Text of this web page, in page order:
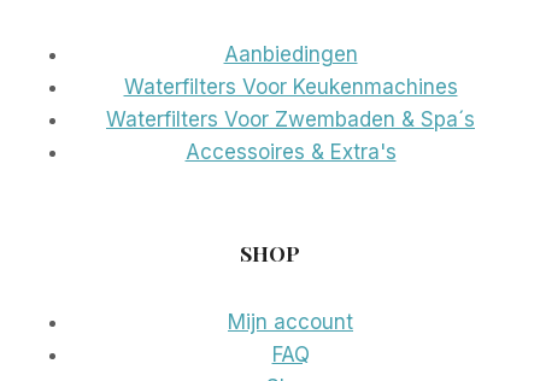
Aanbiedingen
Waterfilters Voor Keukenmachines
Waterfilters Voor Zwembaden & Spa´s
Accessoires & Extra's
SHOP
Mijn account
FAQ